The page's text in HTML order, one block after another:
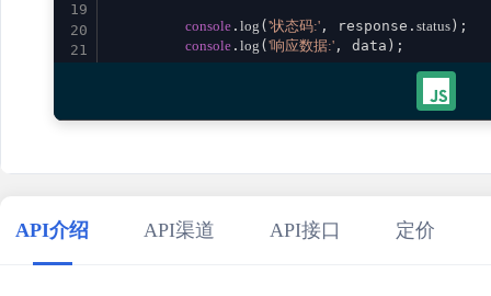
19
20
21
30
32
console . log ( '状态码:' , response. status );
console . log ( '响应数据:' , data);
console.error('请求失败:', error);
// 使用示例
aiLlama213b()
API介绍 API渠道 API接口 定价